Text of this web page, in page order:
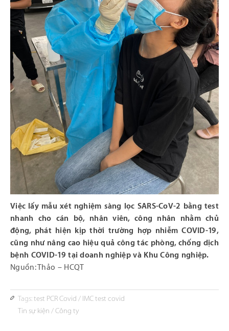
Việc lấy mẫu xét nghiệm sàng lọc SARS-CoV-2 bằng test
nhanh cho cán bộ, nhân viên, công nhân nhằm chủ
động, phát hiện kịp thời trường hợp nhiễm COVID-19,
cũng như nâng cao hiệu quả công tác phòng, chống dịch
bệnh COVID-19 tại doanh nghiệp và Khu Công nghiệp.
Nguồn: Thảo – HCQT
Tags:test PCR Covid / IMC test covid
Tin sự kiện /Công ty